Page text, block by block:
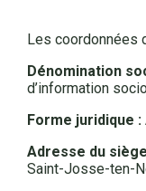
Les coordonnées
Dénomination
d’information
Forme juridique :
Adresse du
Saint-Josse-ten-